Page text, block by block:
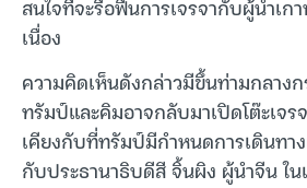
สนใจที่จะรื้อฟื้นการเจรจากับผู้นำเก
เนื่อง
ความคิดเห็นดังกล่าวมีขึ้นท่ามกลางก
ทรัมป์และคิมอาจกลับมาเปิดโต๊ะเจร
เคียงกับที่ทรัมป์มีกำหนดการเดินทา
กับประธานาธิบดีสี จิ้นผิง ผู้นำจีน ใน